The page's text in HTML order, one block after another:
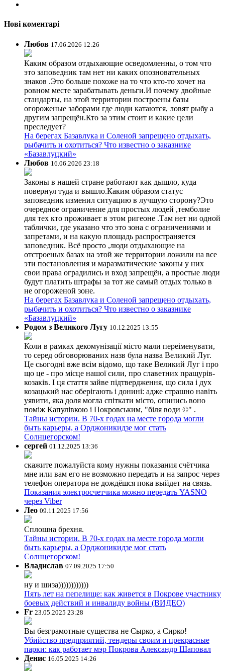
Нові коментарі
Любов 17.06.2026 12:26
Каким образом отдыхающие осведомленны, о том что
это заповедник там нет ни каких опозновательных
знаков .Это больше похоже на то что кто-то хочет на
ровном месте зарабатывать деньги.И почему двойные
стандарты, на этой территории построены базы
огороженые заборами где люди катаются, ловят рыбу а
другим запрещён.Кто за этим стоит и какие цели
преследует?
На берегах Базавлука и Соленой запрещено отдыхать,
рыбачить и охотиться? Что известно о заказнике
«Базавлуцкий»
Любов 16.06.2026 23:18
Законы в нашей стране работают как дышло, куда
повернул туда и вышло.Каким образом статус
заповедник изменил ситуацию в лучшую сторону?Это
очередное ограничение для простых людей ,темболие
для тех кто проживает в этом ригеоне .Там нет ни одной
таблички, где указано что это зона с ограничениями и
запретами, и на какую площадь распространяется
заповедник. Всё просто ,люди отдыхающие на
отстроеных базах на этой же территории ложили на все
эти постановления и маразматические законы у них
свои права оградились и вход запрещён, а простые люди
будут платить штрафы за тот же самый отдых только в
не огороженой зоне.
На берегах Базавлука и Соленой запрещено отдыхать,
рыбачить и охотиться? Что известно о заказнике
«Базавлуцкий»
Родом з Великого Лугу 10.12.2025 13:55
Коли в рамках декомунізації місто мали переіменувати,
то серед обговорюваних назв була назва Великий Луг.
Це сьогодні вже всім відомо, що таке Великий Луг і про
що це - про місце нашої сили, про славетних пращурів-
козаків. І ця стаття зайве підтвердження, що сила і дух
козацький нас оберігають і донині: адже страшно навіть
уявити, яка доля могла спіткати місто, опинись воно
поміж Капулівкою і Покровським, "біля води ©" .
Тайны истории. В 70-х годах на месте города могли
быть карьеры, а Орджоникидзе мог стать
Солнцегорском!
сергей 01.12.2025 13:36
скажите пожалуйста кому нужны показания счётчика
мне или вам его не возможно передать и на запрос через
телефон оператора не дождёшся пока выйдет на связь.
Показания электросчетчика можно передать YASNO
через Viber
Лео 09.11.2025 17:56
Сплошна брехня.
Тайны истории. В 70-х годах на месте города могли
быть карьеры, а Орджоникидзе мог стать
Солнцегорском!
Владислав 07.09.2025 17:50
ну и шиза))))))))))))
Пять лет на пепелище: как живется в Покрове участнику
боевых действий и инвалиду войны (ВИДЕО)
Fr 23.05.2025 23:28
Вы безграмотные существа не Сырко, а Сирко!
Убийство предприятий, тендеры своим и прекрасные
парки: как работает мэр Покрова Александр Шаповал
Денис 16.05.2025 14:26